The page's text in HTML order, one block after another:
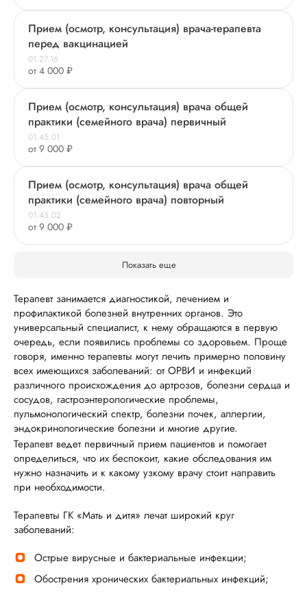
Прием (осмотр, консультация) врача-терапевта
перед вакцинацией
01.27.16
от 4 000 ₽
Прием (осмотр, консультация) врача общей
практики (семейного врача) первичный
01.45.01
от 9 000 ₽
Прием (осмотр, консультация) врача общей
практики (семейного врача) повторный
01.45.02
от 9 000 ₽
Показать еще
Терапевт занимается диагностикой, лечением и
профилактикой болезней внутренних органов. Это
универсальный специалист, к нему обращаются в первую
очередь, если появились проблемы со здоровьем. Проще
говоря, именно терапевты могут лечить примерно половину
всех имеющихся заболеваний: от ОРВИ и инфекций
различного происхождения до артрозов, болезни сердца и
сосудов, гастроэнтерологические проблемы,
пульмонологический спектр, болезни почек, аллергии,
эндокринологические болезни и многие другие.
Терапевт ведет первичный прием пациентов и помогает
определиться, что их беспокоит, какие обследования им
нужно назначить и к какому узкому врачу стоит направить
при необходимости.
Терапевты ГК «Мать и дитя» лечат широкий круг
заболеваний:
Острые вирусные и бактериальные инфекции;
Обострения хронических бактериальных инфекций;